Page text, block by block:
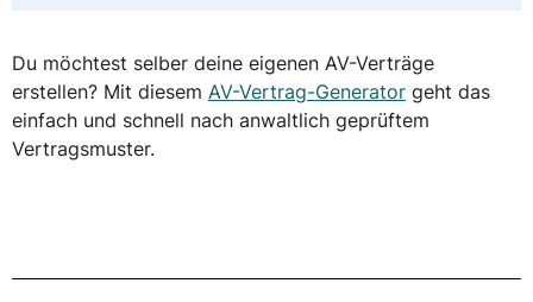
Du möchtest selber deine eigenen AV-Verträge
erstellen? Mit diesem AV-Vertrag-Generator geht das
einfach und schnell nach anwaltlich geprüftem
Vertragsmuster.